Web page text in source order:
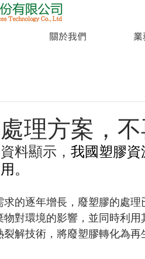
關於我們 業
理方案，
料顯示， 我國塑膠資
。
求的逐年增長，廢塑膠的處
物對環境的影響，並同時利
裂解技術，將廢塑膠轉化為